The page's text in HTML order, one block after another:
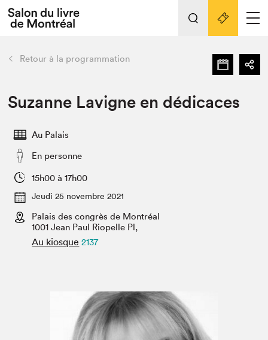
Espace exposant⋅e⋅s
Espace enseignant·e·s
L'événement
Préparer sa visite au Salon
Actualités
SLM PRO
retour Nos activités
Préparer sa visite
Salon au Palais
Projets partenaires
Liens pratiques
Retour à la programmation
Suzanne Lavigne en dédicaces
Au Palais
En personne
15h00 à 17h00
Jeudi 25 novembre 2021
Palais des congrès de Montréal
1001 Jean Paul Riopelle Pl,
Au kiosque 2137